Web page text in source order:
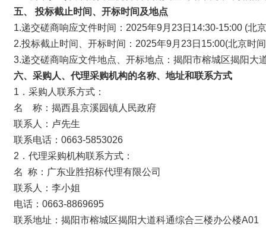
五、 投标截止时间、开标时间及地点
1.递交磋商响应文件时间：2025年9月23日14:30-15:00 (北
2.投标截止时间、开标时间：2025年9月23日15:00(北京时
3.递交磋商响应文件地点、开标地点：揭阳市榕城区揭阳大
六、采购人、代理采购机构的名称、地址和联系方式
1．采购人联系方式：
名 称：揭西县京溪园镇人民政府
联系人：卢先生
联系电话：0663-5853026
2．代理采购机构联系方式：
名 称：广东业胜招标代理有限公司
联系人：李小姐
电话：0663-8869695
联系地址：揭阳市榕城区揭阳大道科通综合三